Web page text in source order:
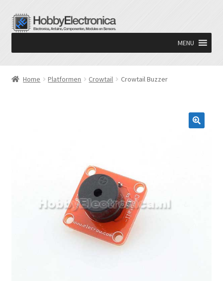
Ga
door
navigatie
Ga
naar
inhoud
MENU
Home Platformen Crowtail Crowtail Buzzer